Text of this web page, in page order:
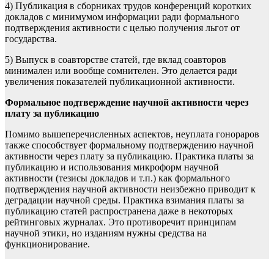
4) Публикация в сборниках трудов конференций коротких
докладов с минимумом информации ради формального
подтверждения активности с целью получения льгот от
государства.
5) Выпуск в соавторстве статей, где вклад соавторов
минимален или вообще сомнителен. Это делается ради
увеличения показателей публикационной активности.
Формальное подтверждение научной активности через
плату за публикацию
Помимо вышеперечисленных аспектов, неуплата гонораров
также способствует формальному подтверждению научной
активности через плату за публикацию. Практика платы за
публикацию и использования микроформ научной
активности (тезисы докладов и т.п.) как формального
подтверждения научной активности неизбежно приводит к
деградации научной среды. Практика взимания платы за
публикацию статей распространена даже в некоторых
рейтинговых журналах. Это противоречит принципам
научной этики, но изданиям нужны средства на
функционирование.